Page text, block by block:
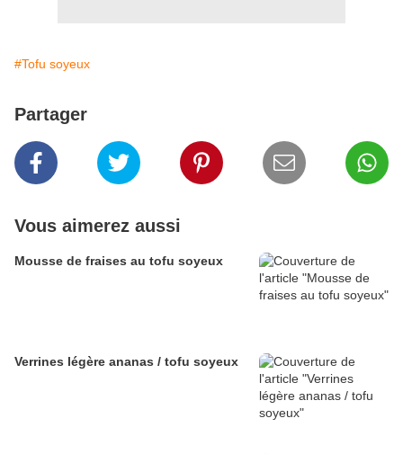
#Tofu soyeux
Partager
Vous aimerez aussi
Mousse de fraises au tofu soyeux
Verrines légère ananas / tofu soyeux